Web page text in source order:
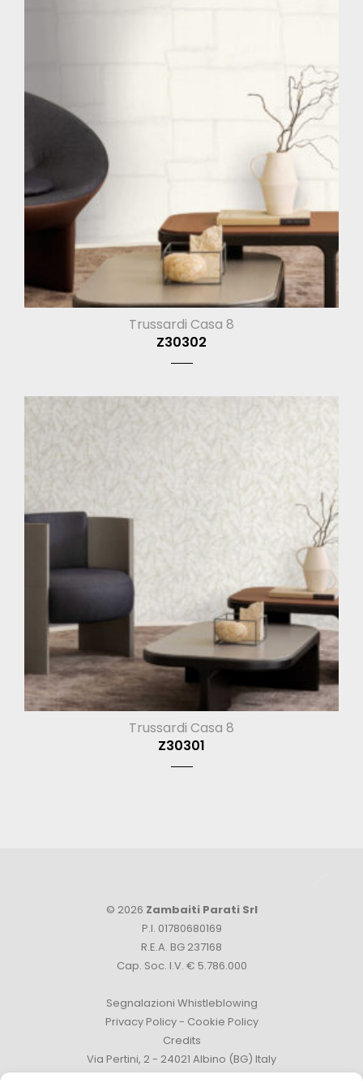
Trussardi Casa 8
Z30302
Trussardi Casa 8
Z30301
© 2026 Zambaiti Parati Srl
P.I. 01780680169
R.E.A. BG 237168
Cap. Soc. I.V. € 5.786.000
Segnalazioni Whistleblowing
Privacy Policy- Cookie Policy
Credits
Via Pertini, 2 - 24021 Albino (BG) Italy
Tel. +39 035 759111 -info@zambaitiparati.com